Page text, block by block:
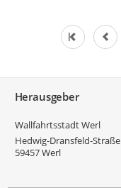
Herausgeber
Wallfahrtsstadt Werl
Hedwig-Dransfeld-Straße
59457Werl